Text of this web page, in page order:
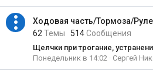
Ходовая часть/Тормоза/
62 Темы 514 Сообщения
Щелчки при трогание,
Понедельник в 14:02
Сергей